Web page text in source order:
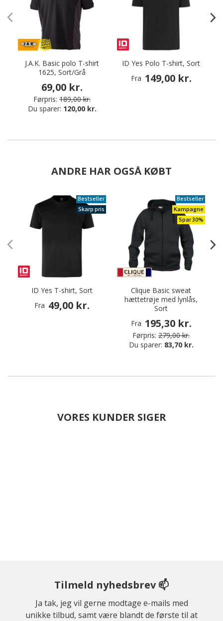
J.A.K. Basic polo T-shirt
1625, Sort/Grå
69,00 kr.
Førpris: 189,00 kr.
Du sparer: 120,00 kr.
ID Yes Polo T-shirt, Sort
Fra 149,00 kr.
ANDRE HAR OGSÅ KØBT
Bestseller
Skarp pris
ID Yes T-shirt, Sort
Fra 49,00 kr.
Bestseller
Kampagne
Spar 30%
Clique Basic sweat
hættetrøje med lynlås,
Sort
Fra 195,30 kr.
Førpris: 279,00 kr.
Du sparer: 83,70 kr.
VORES KUNDER SIGER
Tilmeld nyhedsbrev 📫
Ja tak, jeg vil gerne modtage e-mails med
unikke tilbud, samt være blandt de første til at